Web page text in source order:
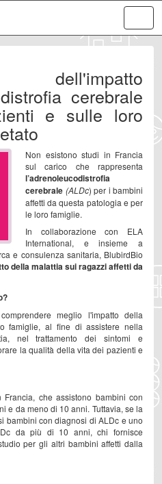
dell'impatto
cerebrale
e sulle loro
Non esistono studi in Francia
sul carico che rappresenta
l’adrenoleucodistrofia
cerebrale (ALDc) per i bambini
affetti da questa patologia e per
le loro famiglie.
In collaborazione con ELA
International, e insieme a
e consulenza sanitaria, BlubirdBio
della malattia sui ragazzi affetti da
meglio l'impatto della
famiglie, al fine di assistere nella
nel trattamento dei sintomi e
la qualità della vita dei pazienti e
che assistono bambini con
e da meno di 10 anni. Tuttavia, se la
bambini con diagnosi di ALDc e uno
da più di 10 anni, chi fornisce
per gli altri bambini affetti dalla